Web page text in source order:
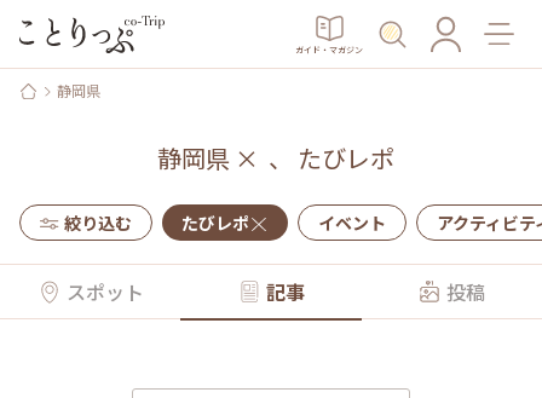
ガイド・マガジン
静岡県
静岡県 × 、 たびレポ
絞り込む たびレポ イベント アクティビテ
スポット 記事 投稿